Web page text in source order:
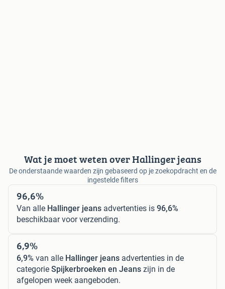
Wat je moet weten over Hallinger jeans
De onderstaande waarden zijn gebaseerd op je zoekopdracht en de
ingestelde filters
96,6%
Van alle Hallinger jeans advertenties is 96,6%
beschikbaar voor verzending.
6,9%
6,9% van alle Hallinger jeans advertenties in de
categorie Spijkerbroeken en Jeans zijn in de
afgelopen week aangeboden.